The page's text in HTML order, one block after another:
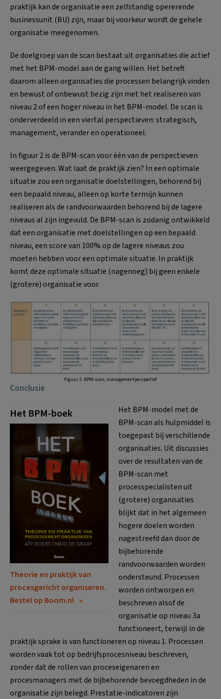
praktijk kan de organisatie een zelfstandig opererende
businessunit (BU) zijn, maar bij voorkeur wordt de gehele
organisatie meegenomen.
De doelgroep van de scan bestaat uit organisaties die actief
met het BPM-model aan de gang willen. Het betreft
daarom alleen organisaties die processen belangrijk vinden
en bewust of onbewust bezig zijn met het realiseren van
niveau 2 of een hoger niveau in het BPM-model. De scan is
onderverdeeld in een viertal perspectieven: strategisch,
management, verander en operationeel.
In figuur 2 is de BPM-scan voor één van de perspectieven
weergegeven. Wat laat de praktijk zien? In een optimale
situatie zou een organisatie doelstellingen, behorend bij
een bepaald niveau, alleen op korte termijn kunnen
realiseren als de randvoorwaarden behorend bij de lagere
niveaus al zijn ingevuld. De BPM-scan is zodanig ontwikkeld
dat een organisatie met doelstellingen op een bepaald
niveau, een score van 100% op de lagere niveaus zou
moeten hebben voor een optimale situatie. In praktijk
komt deze optimale situatie (nagenoeg) bij geen enkele
(grotere) organisatie voor.
Figuur 2. BPM-scan, managementperspectief
Conclusie
Het BPM-boek
Theorie en praktijk van
procesgericht organiseren.
Bestel op Boom.nl
Het BPM-model met de
BPM-scan als hulpmiddel is
toegepast bij verschillende
organisaties. Uit discussies
over de resultaten van de
BPM-scan met
processpecialisten uit
(grotere) organisaties
blijkt dat in het algemeen
hogere doelen worden
nagestreefd dan door de
bijbehorende
randvoorwaarden worden
ondersteund. Processen
worden ontworpen en
beschreven alsof de
organisatie op niveau 3a
functioneert, terwijl in de
praktijk sprake is van functioneren op niveau 1. Processen
worden vaak tot op bedrijfsprocesniveau beschreven,
zonder dat de rollen van proceseigenaren en
procesmanagers met de bijbehorende bevoegdheden in de
organisatie zijn belegd. Prestatie-indicatoren zijn